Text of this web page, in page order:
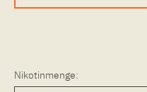
Nikotinmenge: